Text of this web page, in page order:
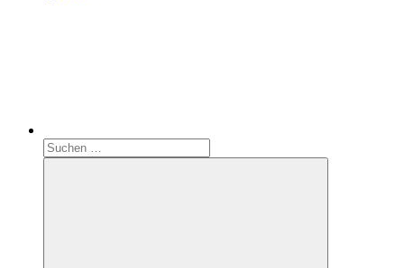
Suchen
nach: